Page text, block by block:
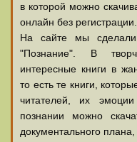
в которой можно
онлайн без регистрации.
На сайте мы
"Познание". В
интересные книги в
то есть те книги,
читателей, их
познании можно
документального